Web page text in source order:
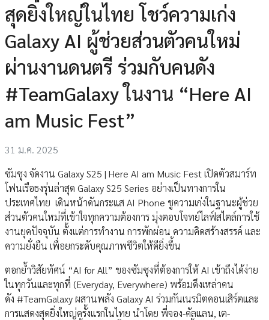
สุดยิ่งใหญ่ในไทย โชว์ความเก่ง
Galaxy AI ผู้ช่วยส่วนตัวคนใหม่
ผ่านงานดนตรี ร่วมกับคนดัง
#TeamGalaxy ในงาน “Here AI
am Music Fest”
31 ม.ค. 2025
ซัมซุง จัดงาน Galaxy S25 | Here AI am Music Fest เปิดตัวสมาร์ท
โฟนเรือธงรุ่นล่าสุด Galaxy S25 Series อย่างเป็นทางการใน
ประเทศไทย เดินหน้าดันกระแส AI Phone ชูความเก่งในฐานะผู้ช่วย
ส่วนตัวคนใหม่ที่เข้าใจทุกความต้องการ มุ่งตอบโจทย์ไลฟ์สไตล์การใช้
งานยุคปัจจุบัน ตั้งแต่การทำงาน การพักผ่อน ความคิดสร้างสรรค์ และ
ความยั่งยืน เพื่อยกระดับคุณภาพชีวิตให้ดียิ่งขึ้น
ตอกย้ำวิสัยทัศน์ “AI for All” ของซัมซุงที่ต้องการให้ AI เข้าถึงได้ง่าย
ในทุกวันและทุกที่ (Everyday, Everywhere) พร้อมดึงเหล่าคน
ดัง #TeamGalaxy ผสานพลัง Galaxy AI ร่วมกันเนรมิตคอนเสิร์ตและ
การแสดงสุดยิ่งใหญ่ครั้งแรกในไทย นำโดย พี่จอง-คัลแลน, เต-